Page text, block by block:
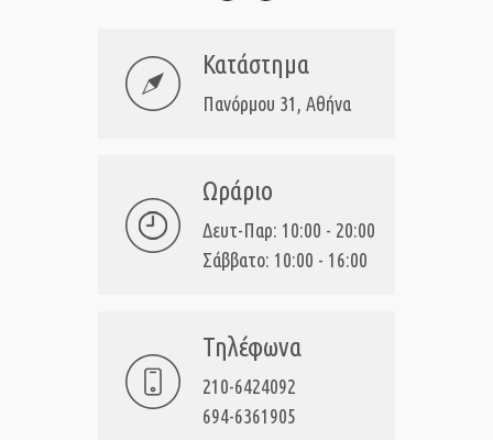
Κατάστημα
Πανόρμου 31, Αθήνα
Ωράριο
Δευτ-Παρ: 10:00 - 20:00
Σάββατο: 10:00 - 16:00
Τηλέφωνα
210-6424092
694-6361905